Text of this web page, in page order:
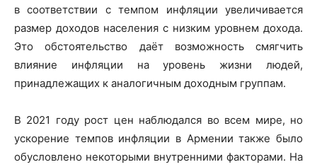
в соответствии с темпом инфляции увеличивается
размер доходов населения с низким уровнем дохода.
Это обстоятельство даёт возможность смягчить
влияние инфляции на уровень жизни людей,
принадлежащих к аналогичным доходным группам.
В 2021 году рост цен наблюдался во всем мире, но
ускорение темпов инфляции в Армении также было
обусловлено некоторыми внутренними факторами. На